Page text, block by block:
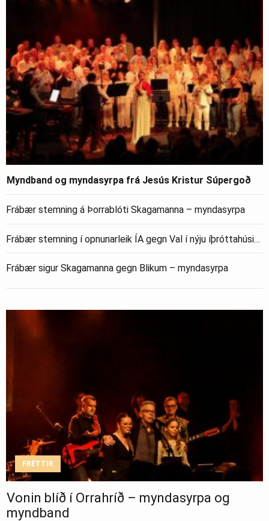
Myndband og myndasyrpa frá Jesús Kristur Súpergoð
Frábær stemning á Þorrablóti Skagamanna – myndasyrpa
Frábær stemning í opnunarleik ÍA gegn Val í nýju íþróttahúsi…
Frábær sigur Skagamanna gegn Blikum – myndasyrpa
FRÉTTIR
Vonin blíð í Orrahríð – myndasyrpa og
myndband